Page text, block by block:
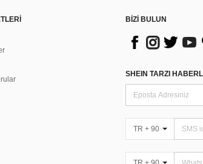
BİZİ BULUN
SHEIN TARZI
TR + 90